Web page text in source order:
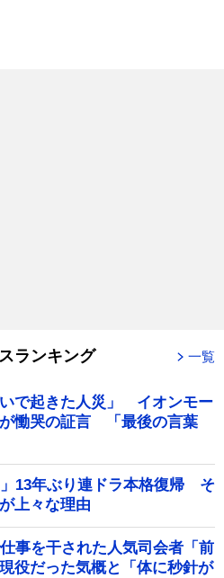
ランキング 一覧
いで起きた人災」 イオンモー
慟哭の証言 「最後の言葉
13年ぶり連ドラ本格復帰 そ
上々な理由
事を干された人気司会者「前
役だった気概と「体に秒針が